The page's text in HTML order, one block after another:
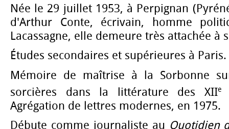
Née le 29 juillet 1953, à Perpignan
d'Arthur Conte, écrivain, homme
Lacassagne, elle demeure très attachée à
Études secondaires et supérieures à Paris.
Mémoire de maîtrise à la Sorbonne
sorcières dans la littérature des XIIe
Agrégation de lettres modernes, en 1975.
Débute comme journaliste au Quotidien